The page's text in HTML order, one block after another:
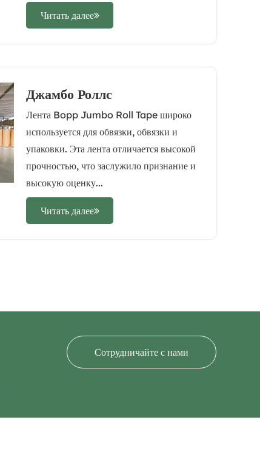
Читать далее
Джамбо Роллс
Лента Bopp Jumbo Roll Tape широко
используется для обвязки, обвязки и
упаковки. Эта лента отличается высокой
прочностью, что заслужило признание и
высокую оценку...
Читать далее
Сотрудничайте с нами